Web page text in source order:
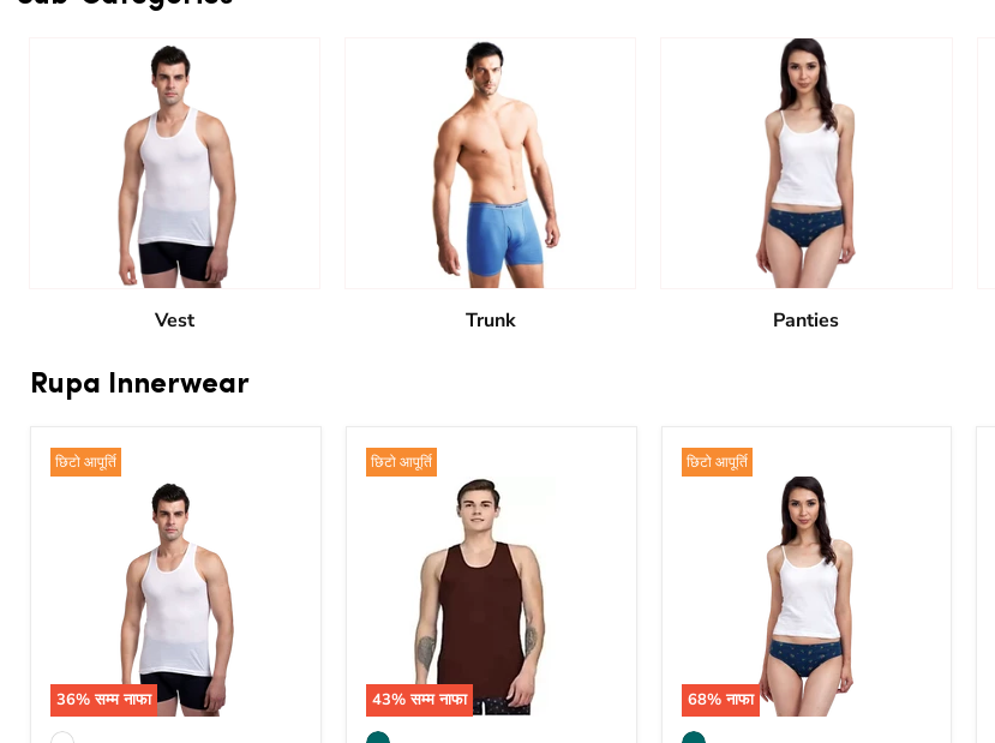
Vest Trunk Panties
Rupa Innerwear
छिटो आपूर्ति
36% सम्म नाफा
छिटो आपूर्ति
43% सम्म नाफा
छिटो आपूर्ति
68% नाफा